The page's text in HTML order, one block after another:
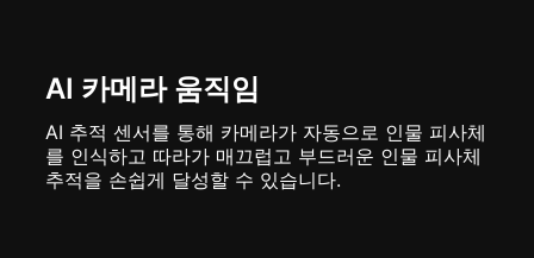
AI 카메라 움직임
AI 추적 센서를 통해 카메라가 자동으로 인물 피사체
를 인식하고 따라가 매끄럽고 부드러운 인물 피사체
추적을 손쉽게 달성할 수 있습니다.